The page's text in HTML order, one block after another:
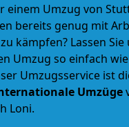
einem Umzug von
bereits genug mit
kämpfen? Lassen Sie
Umzug so einfach
Umzugsservice ist
Umzüge
Loni.